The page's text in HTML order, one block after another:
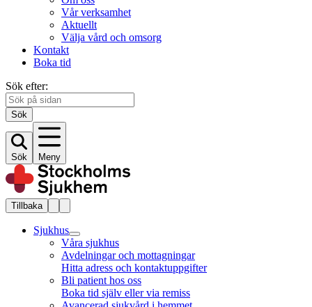
Vår verksamhet
Aktuellt
Välja vård och omsorg
Kontakt
Boka tid
Sök efter:
Sök
Sök Meny
Tillbaka
Sjukhus
Våra sjukhus
Avdelningar och mottagningar
Hitta adress och kontaktuppgifter
Bli patient hos oss
Boka tid själv eller via remiss